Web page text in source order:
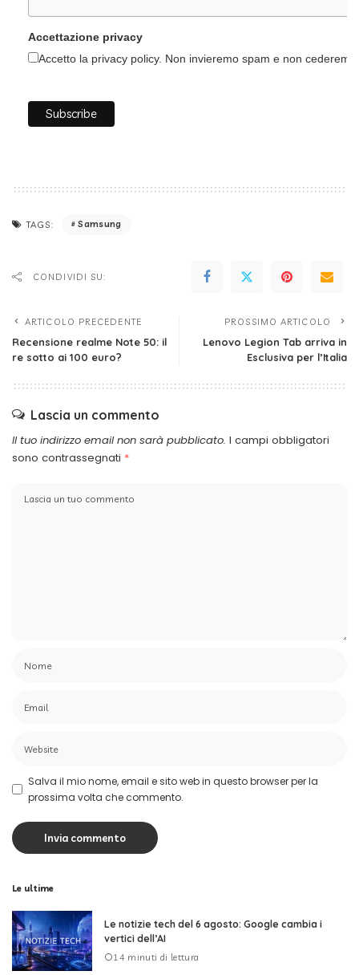
Accettazione privacy
Accetto la privacy policy. Non invieremo spam e non
TAGS: Samsung
CONDIVIDI SU:
ARTICOLO PRECEDENTE
Recensione realme Note 50: il
re sotto ai 100 euro?
PROSSIMO ARTICOLO
Lenovo Legion Tab arriva in
Esclusiva per l’Italia
Lascia un commento
Il tuo indirizzo email non sarà pubblicato. I campi obbligatori
sono contrassegnati *
Salva il mio nome, email e sito web in questo browser per la
prossima volta che commento.
Le ultime
Le notizie tech del 6 agosto: Google cambia i
vertici dell’AI
14 minuti di lettura